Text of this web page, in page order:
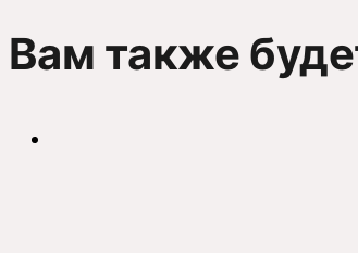
Вам также